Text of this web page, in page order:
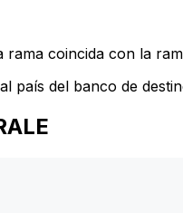
coincida con la
país del banco de